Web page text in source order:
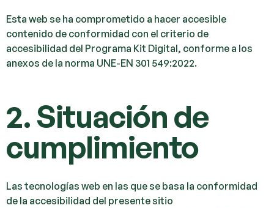
Esta web se ha comprometido a hacer accesible
contenido de conformidad con el criterio de
accesibilidad del Programa Kit Digital, conforme a los
anexos de la norma UNE-EN 301 549:2022.
2. Situación de
cumplimiento
Las tecnologías web en las que se basa la conformidad
de la accesibilidad del presente sitio